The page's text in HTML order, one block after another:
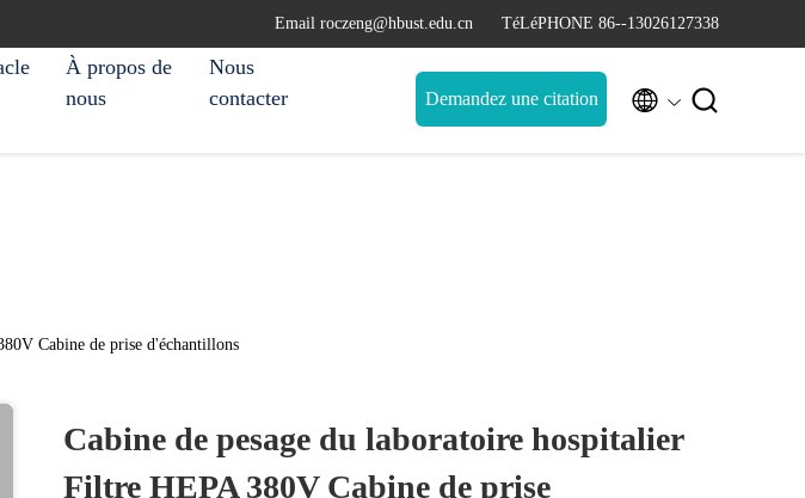
Email roczeng@hbust.edu.cn TéLéPHONE 86--13026127338
À propos de
nous
Nous
contacter
Demandez une citation  
Cabine de prise d'échantillons
Cabine de pesage du laboratoire hospitalier
Filtre HEPA 380V Cabine de prise